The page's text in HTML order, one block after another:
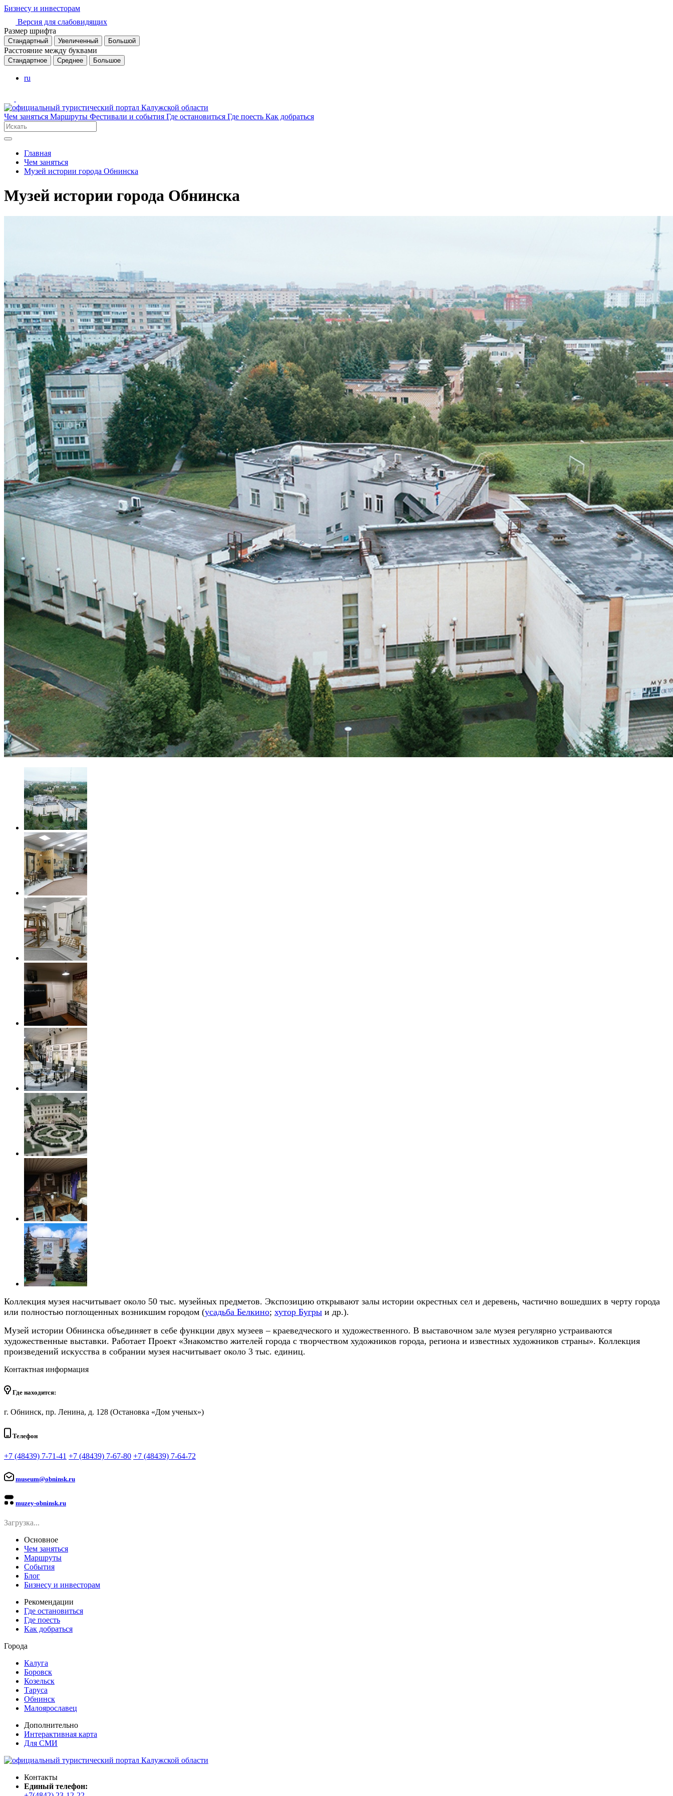
Бизнесу и инвесторам
Версия для слабовидящих
Размер шрифта
Стандартный Увеличенный Большой
Расстояние между буквами
Стандартное Среднее Большое
ru
Чем заняться Маршруты Фестивали и события Где остановиться Где поесть Как добраться
Главная
Чем заняться
Музей истории города Обнинска
Музей истории города Обнинска
Коллекция музея насчитывает около 50 тыс. музейных предметов. Экспозицию открывают залы истории окрестных сел и деревень, частично вошедших в черту города
или полностью поглощенных возникшим городом (усадьба Белкино; хутор Бугры и др.).
Музей истории Обнинска объединяет в себе функции двух музеев – краеведческого и художественного. В выставочном зале музея регулярно устраиваются
художественные выставки. Работает Проект «Знакомство жителей города с творчеством художников города, региона и известных художников страны». Коллекция
произведений искусства в собрании музея насчитывает около 3 тыс. единиц.
Контактная информация
Где находится:
г. Обнинск, пр. Ленина, д. 128 (Остановка «Дом ученых»)
Телефон
+7 (48439) 7-71-41 +7 (48439) 7-67-80 +7 (48439) 7-64-72
museum@obninsk.ru
muzey-obninsk.ru
Загрузка...
Основное
Чем заняться
Маршруты
События
Блог
Бизнесу и инвесторам
Рекомендации
Где остановиться
Где поесть
Как добраться
Города
Калуга
Боровск
Козельск
Таруса
Обнинск
Малоярославец
Дополнительно
Интерактивная карта
Для СМИ
Контакты
Единый телефон: